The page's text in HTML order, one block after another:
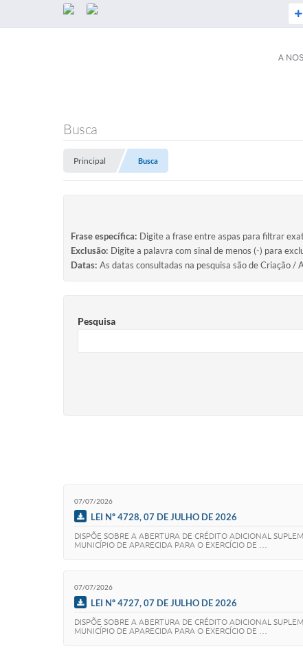
A
Coronavírus
Serviços Online
Legislação
A PREFEITURA
Galeria de Prefeitos
Acesso /
Galeria de
Busca
Principal Busca
Frase específica: Digite a frase entre aspas para filtrar
Exclusão: Digite a palavra com sinal de menos (-) para
Datas: As datas consultadas na pesquisa são de Criação /
Pesquisa
07/07/2026
LEI Nº 4728, 07 DE JULHO DE 2026
DISPÕE SOBRE A ABERTURA DE CRÉDITO ADICIONAL
MUNICÍPIO DE APARECIDA PARA O EXERCÍCIO DE …
07/07/2026
LEI Nº 4727, 07 DE JULHO DE 2026
DISPÕE SOBRE A ABERTURA DE CRÉDITO ADICIONAL
MUNICÍPIO DE APARECIDA PARA O EXERCÍCIO DE …